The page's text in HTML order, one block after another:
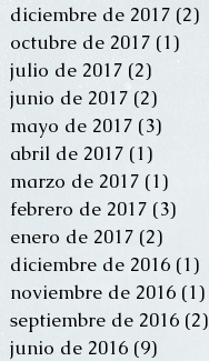
diciembre de 2017 (2)
octubre de 2017 (1)
julio de 2017 (2)
junio de 2017 (2)
mayo de 2017 (3)
abril de 2017 (1)
marzo de 2017 (1)
febrero de 2017 (3)
enero de 2017 (2)
diciembre de 2016 (1)
noviembre de 2016 (1)
septiembre de 2016 (2)
junio de 2016 (9)